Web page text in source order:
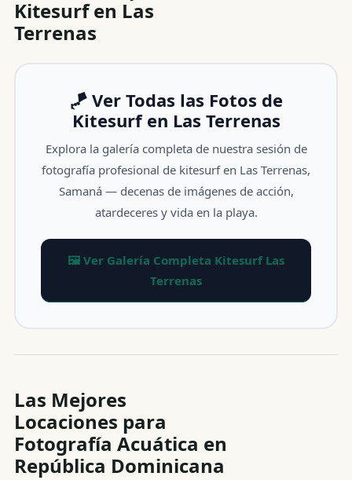
Kitesurf en Las
Terrenas
🪁 Ver Todas las Fotos de
Kitesurf en Las Terrenas
Explora la galería completa de nuestra sesión de
fotografía profesional de kitesurf en Las Terrenas,
Samaná — decenas de imágenes de acción,
atardeceres y vida en la playa.
🖼️ Ver Galería Completa Kitesurf Las
Terrenas
Las Mejores
Locaciones para
Fotografía Acuática en
República Dominicana